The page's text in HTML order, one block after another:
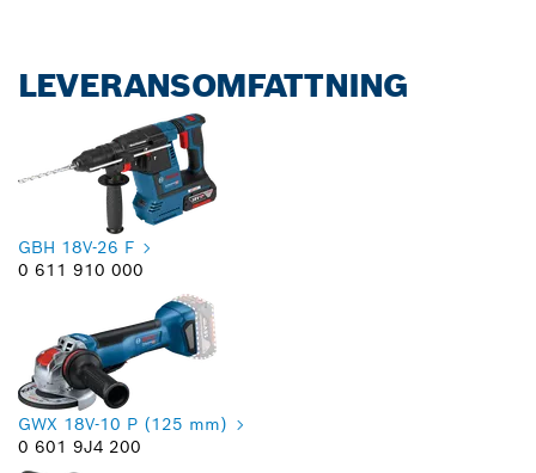
LEVERANSOMFATTNING
GBH 18V-26 F
0 611 910 000
GWX 18V-10 P (125 mm)
0 601 9J4 200